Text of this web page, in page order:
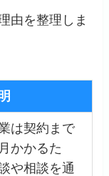
由を整理しま
は契約まで
かかるた
や相談を通